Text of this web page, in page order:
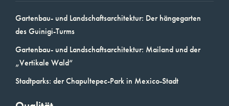
Gartenbau- und Landschaftsarchitektur: Der hängegarten
des Guinigi-Turms
Gartenbau- und Landschaftsarchitektur: Mailand und der
„Vertikale Wald“
Stadtparks: der Chapultepec-Park in Mexico-Stadt